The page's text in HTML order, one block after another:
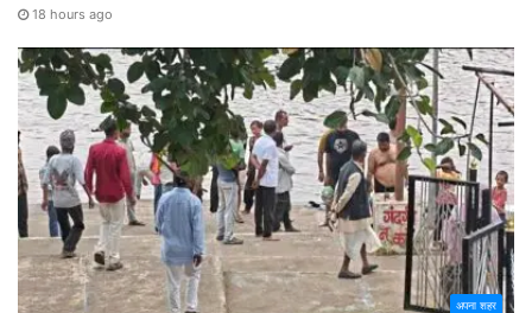
18 hours ago
अपना शहर